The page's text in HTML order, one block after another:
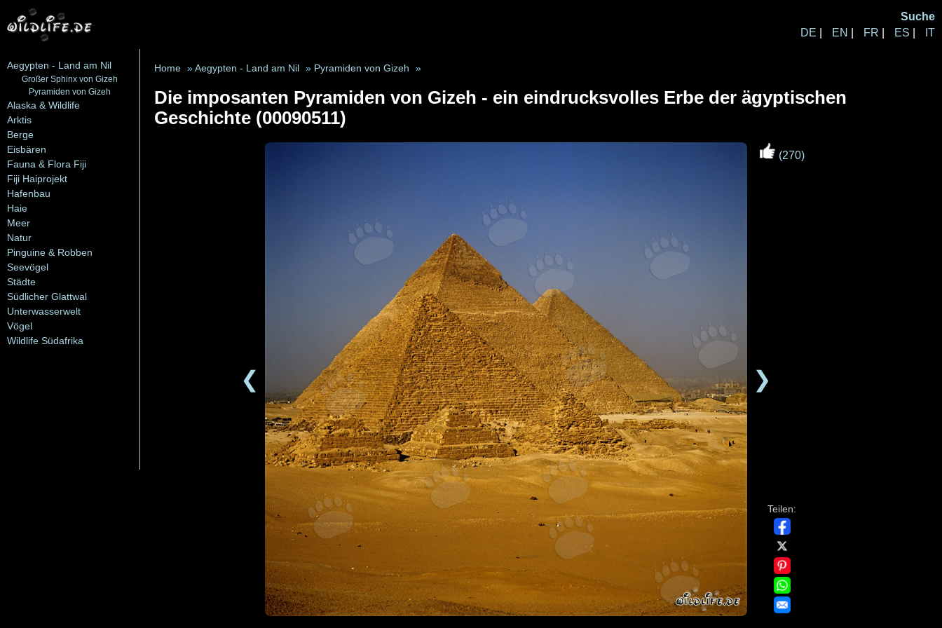
Suche
DE
EN FR ES IT
Aegypten - Land am Nil
Großer Sphinx von Gizeh
Pyramiden von Gizeh
Alaska & Wildlife
Arktis
Berge
Eisbären
Fauna & Flora Fiji
Fiji Haiprojekt
Hafenbau
Haie
Meer
Natur
Pinguine & Robben
Seevögel
Städte
Südlicher Glattwal
Unterwasserwelt
Vögel
Wildlife Südafrika
Home » Aegypten - Land am Nil » Pyramiden von Gizeh »
Die imposanten Pyramiden von Gizeh - ein eindrucksvolles Erbe der ägyptischen
Geschichte (00090511)
❮ ❯
(270)
Teilen: